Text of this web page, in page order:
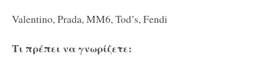
Valentino, Prada, MM6, Tod’s, Fendi
Τι πρέπει να γνωρίζετε: